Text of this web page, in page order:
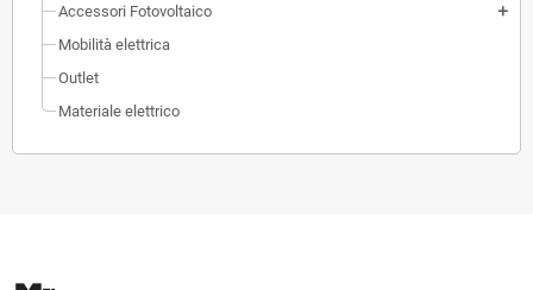
Accessori Fotovoltaico
add
Mobilità elettrica
Outlet
Materiale elettrico